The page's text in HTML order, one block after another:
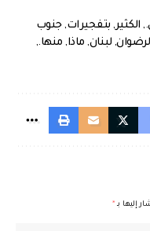
, الكثير , بتفجيرات,جنوب
, لبنان, ماذا, منها.,
إليها بـ *